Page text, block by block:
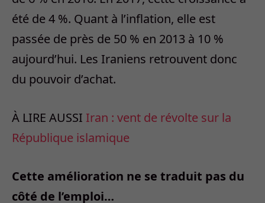
été de 4 %. Quant à l’inflation, elle est
passée de près de 50 % en 2013 à 10 %
aujourd’hui. Les Iraniens retrouvent donc
du pouvoir d’achat.
À LIRE AUSSI Iran : vent de révolte sur la
République islamique
Cette amélioration ne se traduit pas du
côté de l’emploi…